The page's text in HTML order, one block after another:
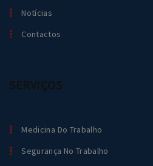
Notícias
Contactos
SERVIÇOS
Medicina Do Trabalho
Segurança No Trabalho